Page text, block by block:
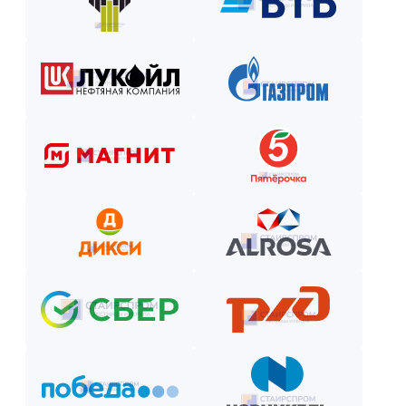
Как оплатить? Пошаговая инструкция
Оставьте заявку на сайте или по телефону.
Получите смету и договор.
Внесите предоплату (если требуется).
Отслеживайте этапы производства и монтажа.
Оплатите остаток после приёмки —
и наслаждайтесь новой конструкцией!